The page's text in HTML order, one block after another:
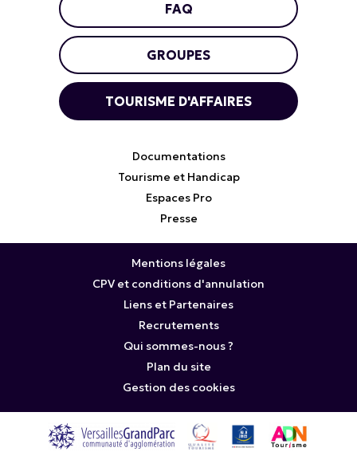
FAQ
GROUPES
TOURISME D'AFFAIRES
Documentations
Tourisme et Handicap
Espaces Pro
Presse
Mentions légales
CPV et conditions d'annulation
Liens et Partenaires
Recrutements
Qui sommes-nous ?
Plan du site
Gestion des cookies